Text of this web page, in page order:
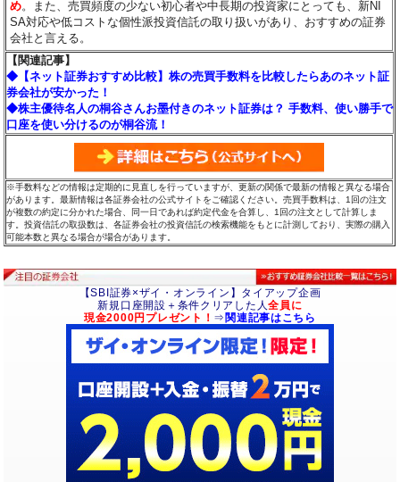
め。また、売買頻度の少ない初心者や中長期の投資家にとっても、新NI
SA対応や低コストな個性派投資信託の取り扱いがあり、おすすめの証券
会社と言える。
【関連記事】
◆【ネット証券おすすめ比較】株の売買手数料を比較したらあのネット証
券会社が安かった！
◆株主優待名人の桐谷さんお墨付きのネット証券は？ 手数料、使い勝手で
口座を使い分けるのが桐谷流！
※手数料などの情報は定期的に見直しを行っていますが、更新の関係で最新の情報と異なる場合
があります。最新情報は各証券会社の公式サイトをご確認ください。売買手数料は、1回の注文
が複数の約定に分かれた場合、同一日であれば約定代金を合算し、1回の注文として計算しま
す。投資信託の取扱数は、各証券会社の投資信託の検索機能をもとに計測しており、実際の購入
可能本数と異なる場合が場合があります。
【SBI証券×ザイ・オンライン】タイアップ企画
新規口座開設＋条件クリアした人全員に
現金2000円プレゼント！ ⇒ 関連記事はこちら